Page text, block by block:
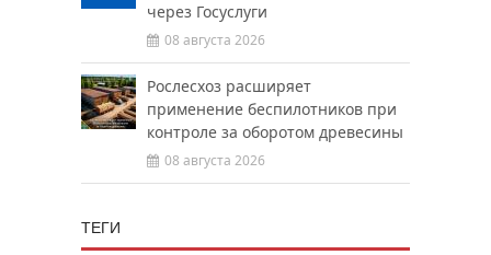
через Госуслуги
08 августа 2026
Рослесхоз расширяет
применение беспилотников при
контроле за оборотом древесины
08 августа 2026
ТЕГИ